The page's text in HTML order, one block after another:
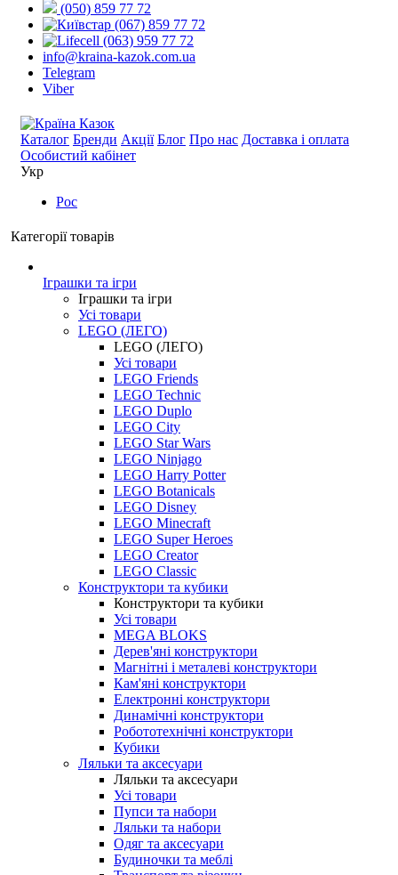
(050) 859 77 72
(067) 859 77 72
(063) 959 77 72
info@kraina-kazok.com.ua
Telegram
Viber
Каталог Бренди Акції Блог Про нас Доставка і оплата
Особистий кабінет
Укр
Рос
Категорії товарів
Іграшки та ігри
Іграшки та ігри
Усі товари
LEGO (ЛЕГО)
LEGO (ЛЕГО)
Усі товари
LEGO Friends
LEGO Technic
LEGO Duplo
LEGO City
LEGO Star Wars
LEGO Ninjago
LEGO Harry Potter
LEGO Botanicals
LEGO Disney
LEGO Minecraft
LEGO Super Heroes
LEGO Creator
LEGO Classic
Конструктори та кубики
Конструктори та кубики
Усі товари
MEGA BLOKS
Дерев'яні конструктори
Магнітні і металеві конструктори
Кам'яні конструктори
Електронні конструктори
Динамічні конструктори
Робототехнічні конструктори
Кубики
Ляльки та аксесуари
Ляльки та аксесуари
Усі товари
Пупси та набори
Ляльки та набори
Одяг та аксесуари
Будиночки та меблі